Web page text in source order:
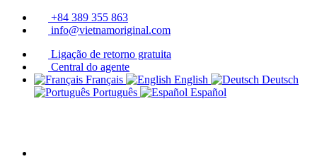
+84 389 355 863
info@vietnamoriginal.com
Ligação de retorno gratuita
Central do agente
Français
English
Deutsch
Português
Español